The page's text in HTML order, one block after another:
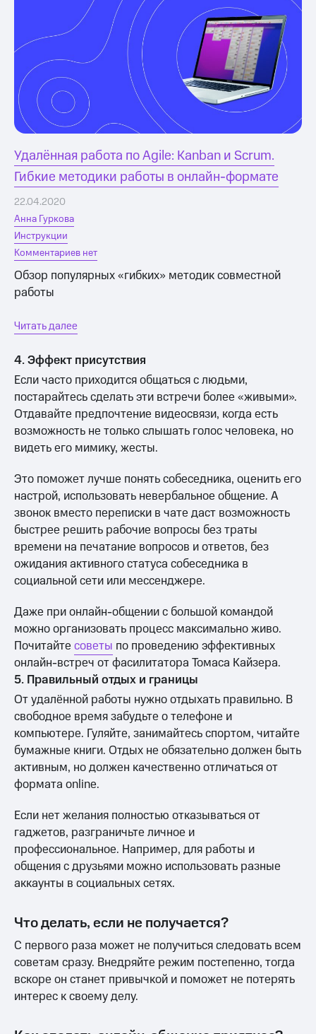
Удалённая работа по Agile: Kanban и Scrum.
Гибкие методики работы в онлайн-формате
22.04.2020
Анна Гуркова
Инструкции
Комментариев нет
Обзор популярных «гибких» методик совместной
работы
Читать далее
4. Эффект присутствия
Если часто приходится общаться с людьми,
постарайтесь сделать эти встречи более «живыми».
Отдавайте предпочтение видеосвязи, когда есть
возможность не только слышать голос человека, но
видеть его мимику, жесты.
Это поможет лучше понять собеседника, оценить его
настрой, использовать невербальное общение. А
звонок вместо переписки в чате даст возможность
быстрее решить рабочие вопросы без траты
времени на печатание вопросов и ответов, без
ожидания активного статуса собеседника в
социальной сети или мессенджере.
Даже при онлайн-общении с большой командой
можно организовать процесс максимально живо.
Почитайте советы по проведению эффективных
онлайн-встреч от фасилитатора Томаса Кайзера.
5. Правильный отдых и границы
От удалённой работы нужно отдыхать правильно. В
свободное время забудьте о телефоне и
компьютере. Гуляйте, занимайтесь спортом, читайте
бумажные книги. Отдых не обязательно должен быть
активным, но должен качественно отличаться от
формата online.
Если нет желания полностью отказываться от
гаджетов, разграничьте личное и
профессиональное. Например, для работы и
общения с друзьями можно использовать разные
аккаунты в социальных сетях.
Что делать, если не получается?
С первого раза может не получиться следовать всем
советам сразу. Внедряйте режим постепенно, тогда
вскоре он станет привычкой и поможет не потерять
интерес к своему делу.